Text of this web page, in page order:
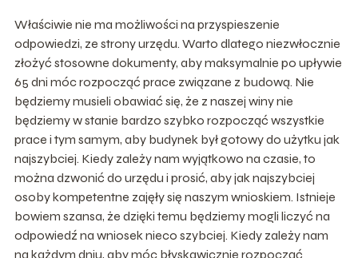
Właściwie nie ma możliwości na przyspieszenie
odpowiedzi, ze strony urzędu. Warto dlatego niezwłocznie
złożyć stosowne dokumenty, aby maksymalnie po upływie
65 dni móc rozpocząć prace związane z budową. Nie
będziemy musieli obawiać się, że z naszej winy nie
będziemy w stanie bardzo szybko rozpocząć wszystkie
prace i tym samym, aby budynek był gotowy do użytku jak
najszybciej. Kiedy zależy nam wyjątkowo na czasie, to
można dzwonić do urzędu i prosić, aby jak najszybciej
osoby kompetentne zajęły się naszym wnioskiem. Istnieje
bowiem szansa, że dzięki temu będziemy mogli liczyć na
odpowiedź na wniosek nieco szybciej. Kiedy zależy nam
na każdym dniu, aby móc błyskawicznie rozpocząć